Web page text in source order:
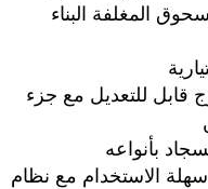
المغلفة البناء
قابل للتعديل مع جزء
بأنواعه
الاستخدام مع نظام